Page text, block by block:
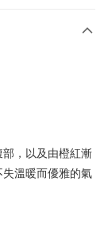
，以及由橙紅漸
溫暖而優雅的氣